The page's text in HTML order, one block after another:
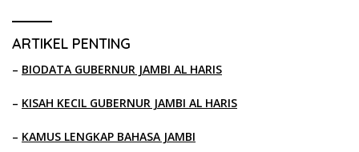
ARTIKEL PENTING
– BIODATA GUBERNUR JAMBI AL HARIS
– KISAH KECIL GUBERNUR JAMBI AL HARIS
– KAMUS LENGKAP BAHASA JAMBI